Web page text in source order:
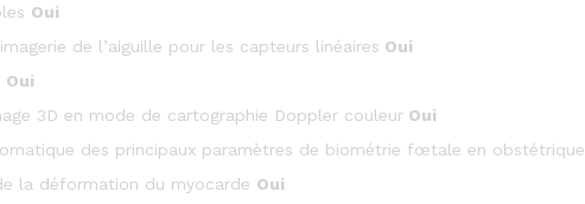
Oui
de l’aiguille pour les capteurs linéaires Oui
Oui
3D en mode de cartographie Doppler couleur Oui
des principaux paramètres de biométrie fœtale en obstétrique
la déformation du myocarde Oui